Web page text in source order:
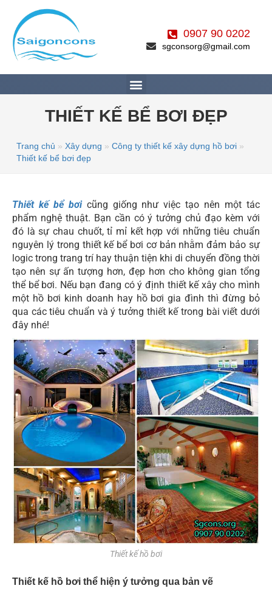
0907 90 0202
sgconsorg@gmail.com
THIẾT KẾ BỂ BƠI ĐẸP
Trang chủ »Xây dựng »Công ty thiết kế xây dựng hồ bơi »
Thiết kế bể bơi đẹp
Thiết kế bể bơicũng giống như việc tạo nên một tác
phẩm nghệ thuật. Bạn cần có ý tưởng chủ đạo kèm với
đó là sự chau chuốt, tỉ mỉ kết hợp với những tiêu chuẩn
nguyên lý trong thiết kế bể bơi cơ bản nhằm đảm bảo sự
logic trong trang trí hay thuận tiện khi di chuyển đồng thời
tạo nên sự ấn tượng hơn, đẹp hơn cho không gian tổng
thể bể bơi. Nếu bạn đang có ý định thiết kế xây cho mình
một hồ bơi kinh doanh hay hồ bơi gia đình thì đừng bỏ
qua các tiêu chuẩn và ý tưởng thiết kế trong bài viết dưới
đây nhé!
Thiết kế hồ bơi
Thiết kế hồ bơi thể hiện ý tưởng qua bản vẽ